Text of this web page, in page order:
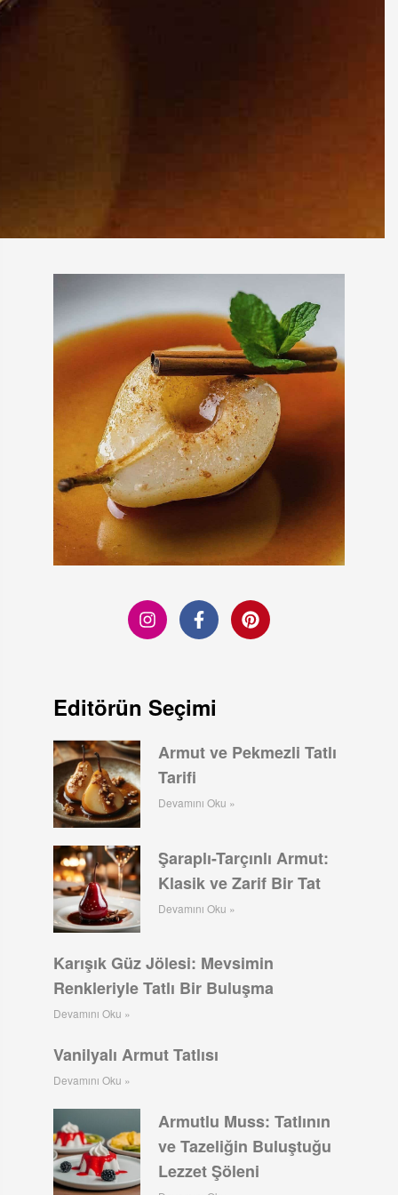
Editörün Seçimi
Armut ve Pekmezli Tatlı
Tarifi
Devamını Oku »
Şaraplı-Tarçınlı Armut:
Klasik ve Zarif Bir Tat
Devamını Oku »
Karışık Güz Jölesi: Mevsimin
Renkleriyle Tatlı Bir Buluşma
Devamını Oku »
Vanilyalı Armut Tatlısı
Devamını Oku »
Armutlu Muss: Tatlının
ve Tazeliğin Buluştuğu
Lezzet Şöleni